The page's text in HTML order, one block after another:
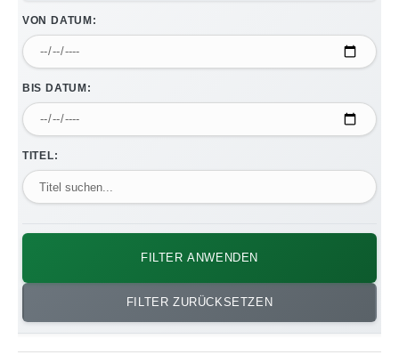
VON DATUM:
BIS DATUM:
TITEL:
FILTER ANWENDEN
FILTER ZURÜCKSETZEN